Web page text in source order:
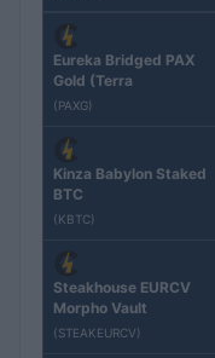
Eureka Bridged PAX
Gold (Terra
(PAXG)
Kinza Babylon Staked
BTC
(KBTC)
Steakhouse EURCV
Morpho Vault
(STEAKEURCV)